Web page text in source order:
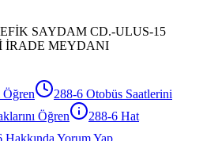
SAYDAM CD.-ULUS-15
İRADE MEYDANI
Öğren 288-6 Otobüs Saatlerini
Öğren 288-6 Hat
Hakkında Yorum Yap